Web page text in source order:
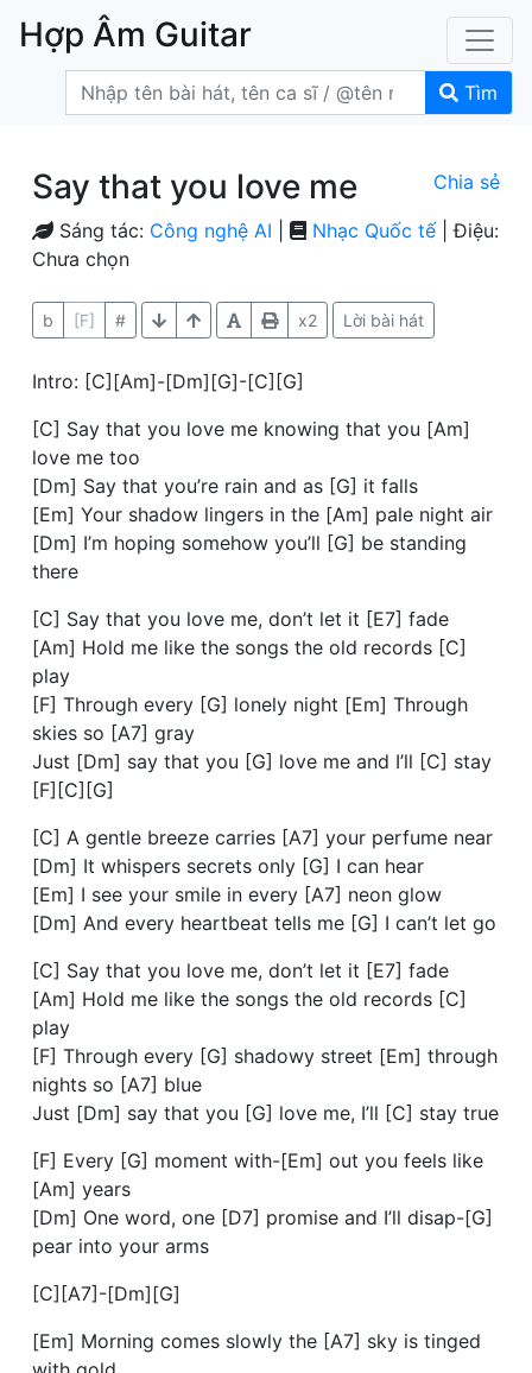
Hợp Âm Guitar
Tìm
Say that you love me Chia sẻ
Sáng tác: Công nghệ AI Nhạc Quốc tế| Điệu:
Chưa chọn
b [F] # x2 Lời bài hát
Intro: [C][Am]-[Dm][G]-[C][G]
[C] Say that you love me knowing that you [Am]
love me too
[Dm] Say that you’re rain and as [G] it falls
[Em] Your shadow lingers in the [Am] pale night air
[Dm] I’m hoping somehow you’ll [G] be standing
there
[C] Say that you love me, don’t let it [E7] fade
[Am] Hold me like the songs the old records [C]
play
[F] Through every [G] lonely night [Em] Through
skies so [A7] gray
Just [Dm] say that you [G] love me and I’ll [C] stay
[F][C][G]
[C] A gentle breeze carries [A7] your perfume near
[Dm] It whispers secrets only [G] I can hear
[Em] I see your smile in every [A7] neon glow
[Dm] And every heartbeat tells me [G] I can’t let go
[C] Say that you love me, don’t let it [E7] fade
[Am] Hold me like the songs the old records [C]
play
[F] Through every [G] shadowy street [Em] through
nights so [A7] blue
Just [Dm] say that you [G] love me, I’ll [C] stay true
[F] Every [G] moment with-[Em] out you feels like
[Am] years
[Dm] One word, one [D7] promise and I’ll disap-[G]
pear into your arms
[C][A7]-[Dm][G]
[Em] Morning comes slowly the [A7] sky is tinged